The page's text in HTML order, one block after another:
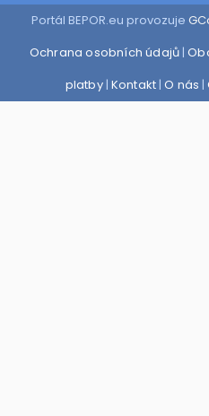
Portál BEPOR.eu provozuje
Ochrana osobních údajů |
platby | Kontakt |O nás |